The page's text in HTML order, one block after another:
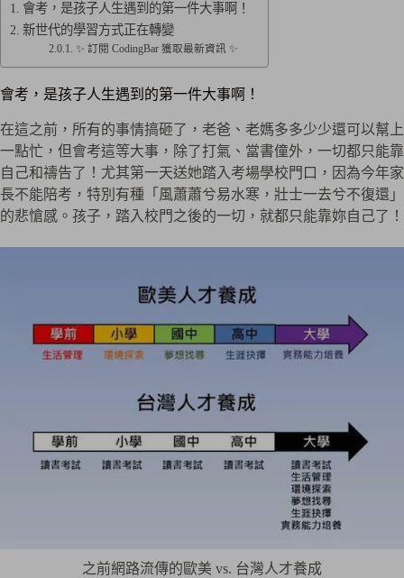
會考，是孩子人生遇到的第一件大事啊！
新世代的學習方式正在轉變
✨ 訂閱 CodingBar 獲取最新資訊 ✨
會考，是孩子人生遇到的第一件大事啊！
在這之前，所有的事情搞砸了，老爸、老媽多多少少還可以幫上
一點忙，但會考這等大事，除了打氣、當書僮外，一切都只能靠
自己和禱告了！尤其第一天送她踏入考場學校門口，因為今年家
長不能陪考，特別有種「風蕭蕭兮易水寒，壯士一去兮不復還」
的悲愴感。孩子，踏入校門之後的一切，就都只能靠妳自己了！
之前網路流傳的歐美 vs. 台灣人才養成